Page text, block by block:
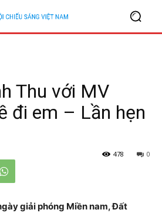
Thu với MV
đi em – Lần hẹn
0
478
giải phóng Miền nam, Đất